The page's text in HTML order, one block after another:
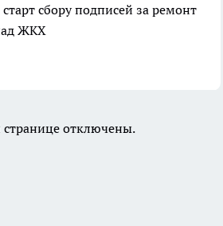
сбору подписей за ремонт
ЖКХ
отключены.